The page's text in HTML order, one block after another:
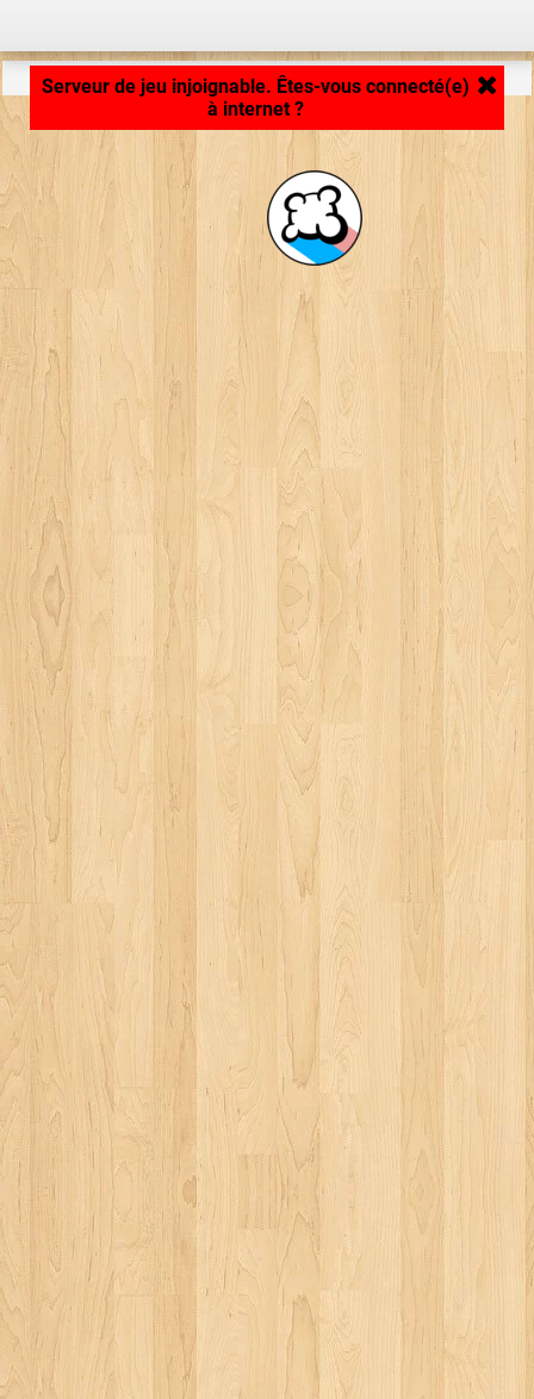
Chargement de la plateforme de jeu... ...